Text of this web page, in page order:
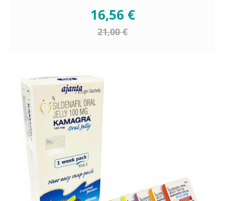
16,56 €
21,00 €